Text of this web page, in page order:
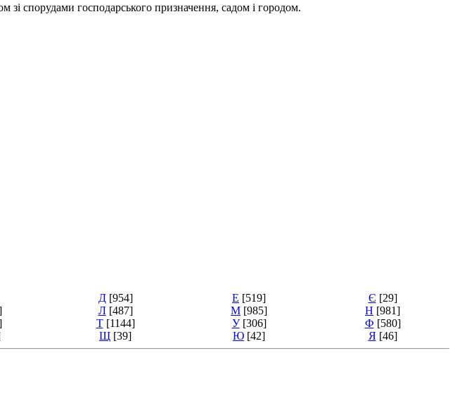
зі спорудами господарського призначення, садом і городом.
Д [954] Е [519] Є [29]
Л [487] М [985] Н [981]
Т [1144] У [306] Ф [580]
Щ [39] Ю [42] Я [46]